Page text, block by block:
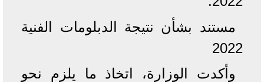
مستند بشأن نتيجة الدبلومات الفنية
2022
وأكدت الوزارة، اتخاذ ما يلزم نحو